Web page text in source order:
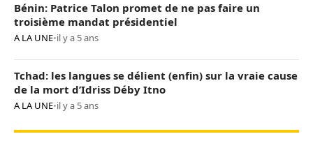
Bénin: Patrice Talon promet de ne pas faire un
troisième mandat présidentiel
A LA UNE•il y a 5 ans
Tchad: les langues se délient (enfin) sur la vraie cause
de la mort d’Idriss Déby Itno
A LA UNE•il y a 5 ans